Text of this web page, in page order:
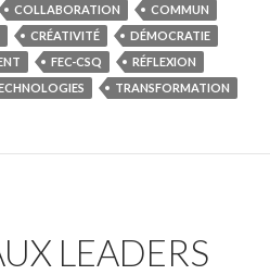
COLLABORATION
COMMUN
CRÉATIVITÉ
DÉMOCRATIE
FEC-CSQ
RÉFLEXION
TRANSFORMATION
LEADERS